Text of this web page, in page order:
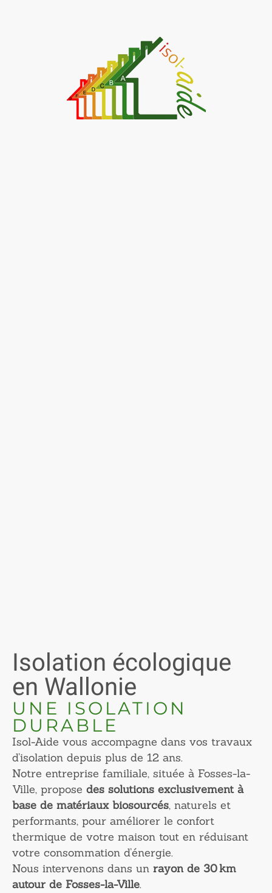
Isolation écologique
en Wallonie
UNE ISOLATION
DURABLE
Isol-Aide vous accompagne dans vos travaux
d’isolation depuis plus de 12 ans.
Notre entreprise familiale, située à Fosses-la-
Ville, propose des solutions exclusivement à
base de matériaux biosourcés, naturels et
performants, pour améliorer le confort
thermique de votre maison tout en réduisant
votre consommation d’énergie.
Nous intervenons dans un rayon de 30 km
autour de Fosses-la-Ville.